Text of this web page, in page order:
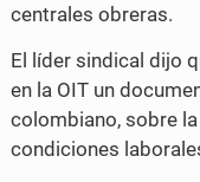
centrales obreras.
El líder sindical dijo
en la OIT un
colombiano, sobre
condiciones